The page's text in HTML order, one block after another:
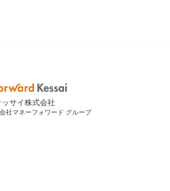
サイ株式会社
社マネーフォワード グループ